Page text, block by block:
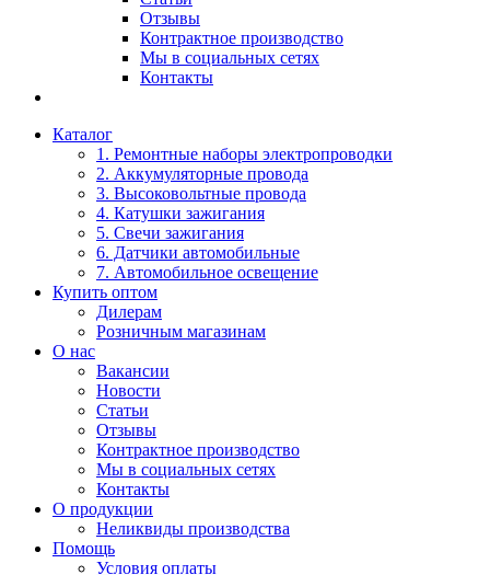
Отзывы
Контрактное производство
Мы в социальных сетях
Контакты
Каталог
1. Ремонтные наборы электропроводки
2. Аккумуляторные провода
3. Высоковольтные провода
4. Катушки зажигания
5. Свечи зажигания
6. Датчики автомобильные
7. Автомобильное освещение
Купить оптом
Дилерам
Розничным магазинам
О нас
Вакансии
Новости
Статьи
Отзывы
Контрактное производство
Мы в социальных сетях
Контакты
О продукции
Неликвиды производства
Помощь
Условия оплаты